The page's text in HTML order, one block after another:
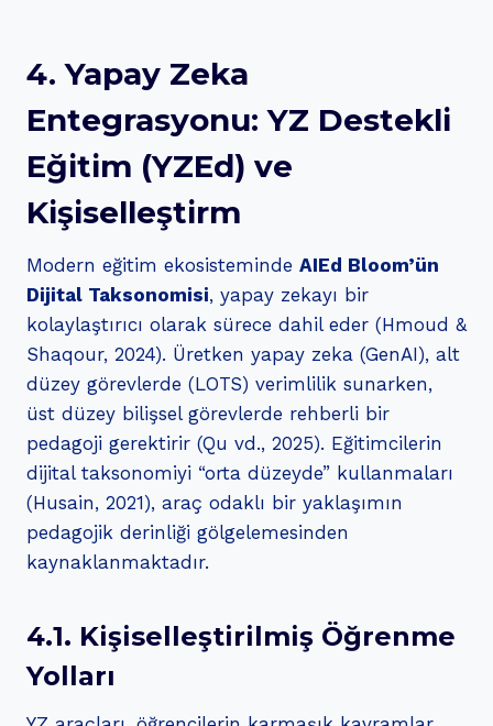
4. Yapay Zeka
Entegrasyonu: YZ Destekli
Eğitim (YZEd) ve
Kişiselleştirm
Modern eğitim ekosisteminde AIEd Bloom’ün
Dijital Taksonomisi, yapay zekayı bir
kolaylaştırıcı olarak sürece dahil eder (Hmoud &
Shaqour, 2024). Üretken yapay zeka (GenAI), alt
düzey görevlerde (LOTS) verimlilik sunarken,
üst düzey bilişsel görevlerde rehberli bir
pedagoji gerektirir (Qu vd., 2025). Eğitimcilerin
dijital taksonomiyi “orta düzeyde” kullanmaları
(Husain, 2021), araç odaklı bir yaklaşımın
pedagojik derinliği gölgelemesinden
kaynaklanmaktadır.
4.1. Kişiselleştirilmiş Öğrenme
Yolları